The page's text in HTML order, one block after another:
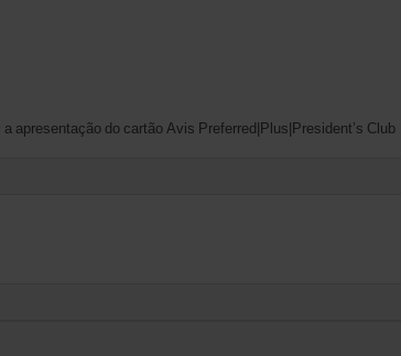
apresentação do cartão Avis Preferred|Plus|President’s Club